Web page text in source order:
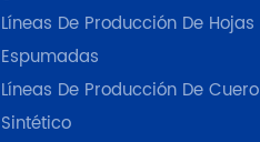
Líneas De Producción De Hojas
Espumadas
Líneas De Producción De Cuero
Sintético